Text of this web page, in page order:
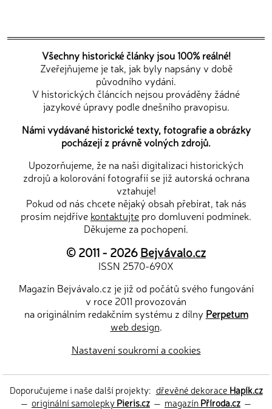
Všechny historické články jsou 100% reálné!
Zveřejňujeme je tak, jak byly napsány v době
původního vydání.
V historických článcích nejsou prováděny žádné
jazykové úpravy podle dnešního pravopisu.
Námi vydávané historické texty, fotografie a obrázky
pocházejí z právně volných zdrojů.
Upozorňujeme, že na naši digitalizaci historických
zdrojů a kolorování fotografií se již autorská ochrana
vztahuje!
Pokud od nás chcete nějaký obsah přebírat, tak nás
prosím nejdříve kontaktujte pro domluvení podmínek.
Děkujeme za pochopení.
© 2011 - 2026Bejvávalo.cz
ISSN 2570-690X
Magazín Bejvávalo.cz je již od počátů svého fungování
v roce 2011 provozován
na originálním redakčním systému z dílny Perpetum
web design.
Nastavení soukromí a cookies
Doporučujeme i naše další projekty: dřevěné dekorace Hapík.cz
— originální samolepkyPieris.cz — magazínPříroda.cz —